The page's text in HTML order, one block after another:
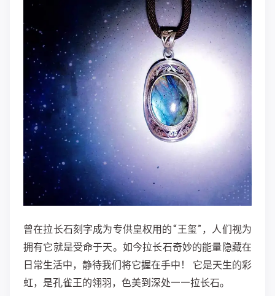
曾在拉长石刻字成为专供皇权用的“王玺”，人们视为
拥有它就是受命于天。如今拉长石奇妙的能量隐藏在
日常生活中，静待我们将它握在手中！ 它是天生的彩
虹，是孔雀王的翎羽，色美到深处——拉长石。